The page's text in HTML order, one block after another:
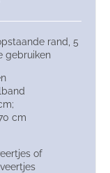
rand, 5
gebruiken
cm
of